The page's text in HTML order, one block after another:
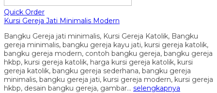
Quick Order
Kursi Gereja Jati Minimalis Modern
Bangku Gereja jati minimalis, Kursi Gereja Katolik, Bangku
gereja minimalis, bangku gereja kayu jati, kursi gereja katolik,
bangku gereja modern, contoh bangku gereja, bangku gereja
hkbp, kursi gereja katolik, harga kursi gereja katolik, kursi
gereja katolik, bangku gereja sederhana, bangku gereja
minimalis, bangku gereja jati, kursi gereja modern, kursi gereja
hkbp, desain bangku gereja, gambar… selengkapnya